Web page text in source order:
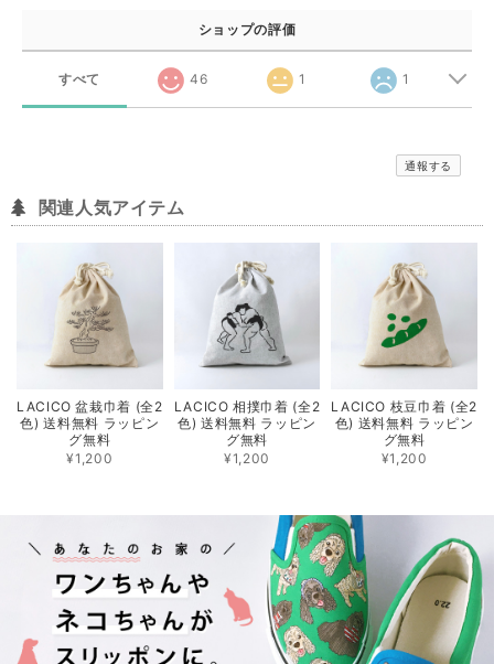
ショップの評価
すべて 46 1 1
通報する
関連人気アイテム
LACICO 盆栽巾着 (全2
色) 送料無料 ラッピン
グ無料
¥1,200
LACICO 相撲巾着 (全2
色) 送料無料 ラッピン
グ無料
¥1,200
LACICO 枝豆巾着 (全2
色) 送料無料 ラッピン
グ無料
¥1,200